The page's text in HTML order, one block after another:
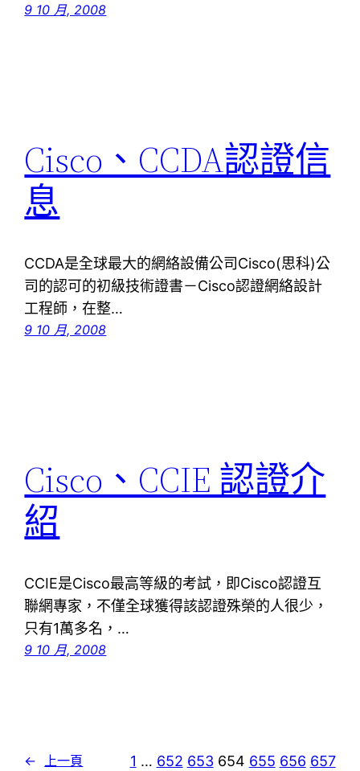
9 10 月, 2008
Cisco、CCDA認證信
息
CCDA是全球最大的網絡設備公司Cisco(思科)公
司的認可的初級技術證書－Cisco認證網絡設計
工程師，在整…
9 10 月, 2008
Cisco、CCIE 認證介
紹
CCIE是Cisco最高等級的考試，即Cisco認證互
聯網專家，不僅全球獲得該認證殊榮的人很少，
只有1萬多名，…
9 10 月, 2008
← 上一頁 1 … 652 653 654 655 656 657